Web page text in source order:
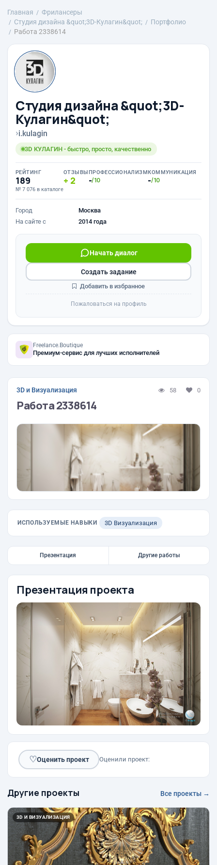
Главная
Фрилансеры
Студия дизайна &quot;3D-Кулагин&quot;
Портфолио
Работа 2338614
Студия дизайна &quot;3D-
Кулагин&quot;
›i.kulagin
3D КУЛАГИН - быстро, просто, качественно
РЕЙТИНГ
189
№ 7 076 в каталоге
ОТЗЫВЫ
2
ПРОФЕССИОНАЛИЗМ
-/10
КОММУНИКАЦИЯ
-/10
Город
Москва
На сайте с
2014 года
Начать диалог
Создать задание
Добавить в избранное
Пожаловаться на профиль
Freelance.Boutique
Премиум-сервис для лучших исполнителей
3D и Визуализация 58 0
Работа 2338614
ИСПОЛЬЗУЕМЫЕ НАВЫКИ 3D Визуализация
Презентация Другие работы
Презентация проекта
♡Оценить проект Оценили проект:
Другие проекты Все проекты →
3D И ВИЗУАЛИЗАЦИЯ